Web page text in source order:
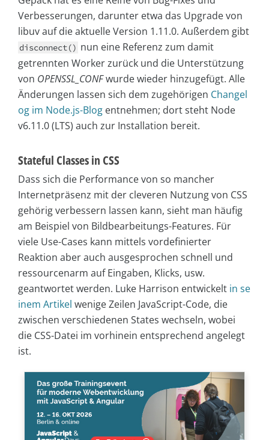
Verbesserungen, darunter etwa das Upgrade von
libuv auf die aktuelle Version 1.11.0. Außerdem gibt
disconnect() nun eine Referenz zum damit
getrennten Worker zurück und die Unterstützung
von OPENSSL_CONFwurde wieder hinzugefügt. Alle
Änderungen lassen sich dem zugehörigen Changel
og im Node.js-Blog entnehmen; dort steht Node
v6.11.0 (LTS) auch zur Installation bereit.
Stateful Classes in CSS
Dass sich die Performance von so mancher
Internetpräsenz mit der cleveren Nutzung von CSS
gehörig verbessern lassen kann, sieht man häufig
am Beispiel von Bildbearbeitungs-Features. Für
viele Use-Cases kann mittels vordefinierter
Reaktion aber auch ausgesprochen schnell und
ressourcenarm auf Eingaben, Klicks, usw.
geantwortet werden. Luke Harrison entwickelt in se
inem Artikel wenige Zeilen JavaScript-Code, die
zwischen verschiedenen States wechseln, wobei
die CSS-Datei im vorhinein entsprechend angelegt
ist.